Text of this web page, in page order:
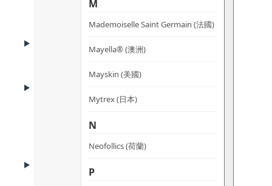
M
Mademoiselle Saint Germain (法國)
Mayella® (澳洲)
Mayskin (美國)
Mytrex (日本)
N
Neofollics (荷蘭)
P
HOW TO USE